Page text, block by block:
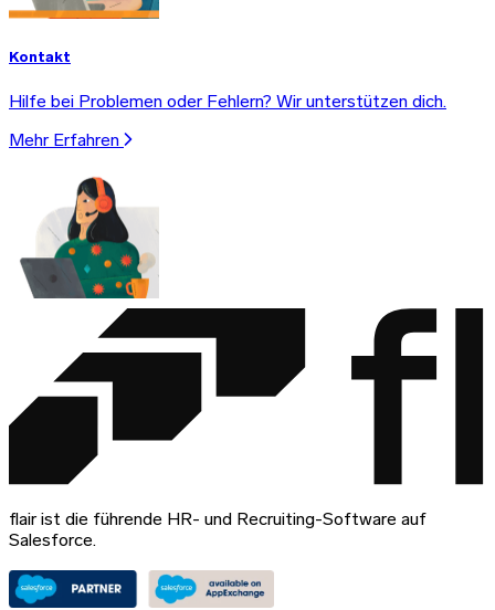
Kontakt
Hilfe bei Problemen oder Fehlern? Wir unterstützen dich.
Mehr Erfahren
flair ist die führende HR- und Recruiting-Software auf
Salesforce.